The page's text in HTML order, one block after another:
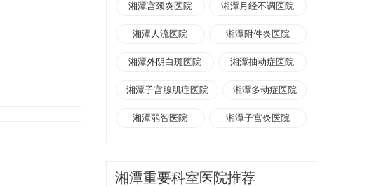
湘潭宫颈炎医院 湘潭月经不调医院
湘潭人流医院 湘潭附件炎医院
湘潭外阴白斑医院 湘潭抽动症医院
湘潭子宫腺肌症医院 湘潭多动症医院
湘潭弱智医院 湘潭子宫炎医院
湘潭重要科室医院推荐